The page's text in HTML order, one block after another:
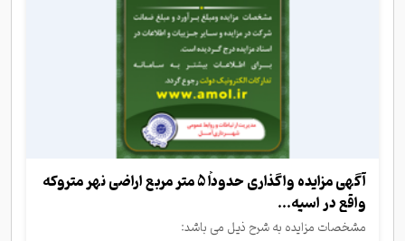
آگهی مزایده واگذاری حدوداً 5 متر مربع اراضی نهر متروکه
واقع در اسپه...
مشخصات مزایده به شرح ذیل می باشد: